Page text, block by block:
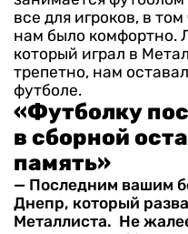
все для игроков, в
нам было комфортно.
который играл в
трепетно, нам
футболе.
«Футболку
в сборной
память»
— Последним вашим
Днепр, который
Металлиста. Не